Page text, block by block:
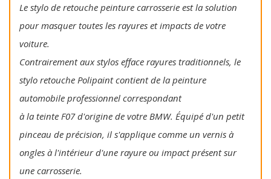
Le stylo de retouche peinture carrosserie est la solution
pour masquer toutes les rayures et impacts de votre
voiture.
Contrairement aux stylos efface rayures traditionnels, le
stylo retouche Polipaint contient de la peinture
automobile professionnel correspondant
à la teinte F07 d'origine de votre BMW. Équipé d'un petit
pinceau de précision, il s'applique comme un vernis à
ongles à l'intérieur d'une rayure ou impact présent sur
une carrosserie.